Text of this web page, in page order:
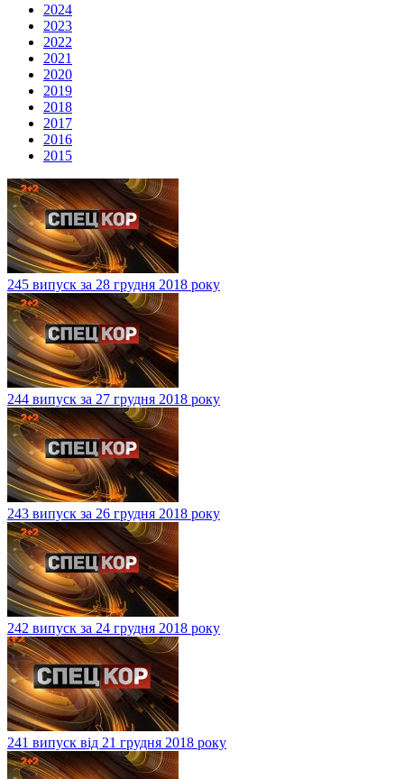
2024
2023
2022
2021
2020
2019
2018
2017
2016
2015
245 випуск за 28 грудня 2018 року
244 випуск за 27 грудня 2018 року
243 випуск за 26 грудня 2018 року
242 випуск за 24 грудня 2018 року
241 випуск від 21 грудня 2018 року